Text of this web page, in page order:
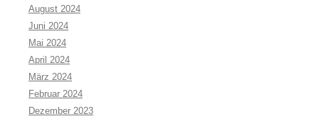
August 2024
Juni 2024
Mai 2024
April 2024
März 2024
Februar 2024
Dezember 2023